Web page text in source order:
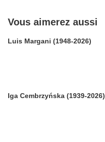
Vous aimerez aussi
Luis Margani (1948-2026)
Iga Cembrzyńska (1939-2026)